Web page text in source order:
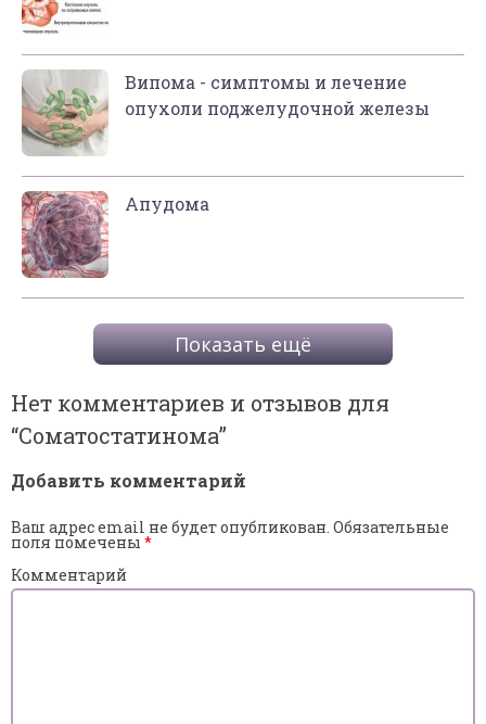
Випома - симптомы и лечение
опухоли поджелудочной железы
Апудома
Показать ещё
Нет комментариев и отзывов для
“Соматостатинома”
Добавить комментарий
Ваш адрес email не будет опубликован. Обязательные
поля помечены *
Комментарий